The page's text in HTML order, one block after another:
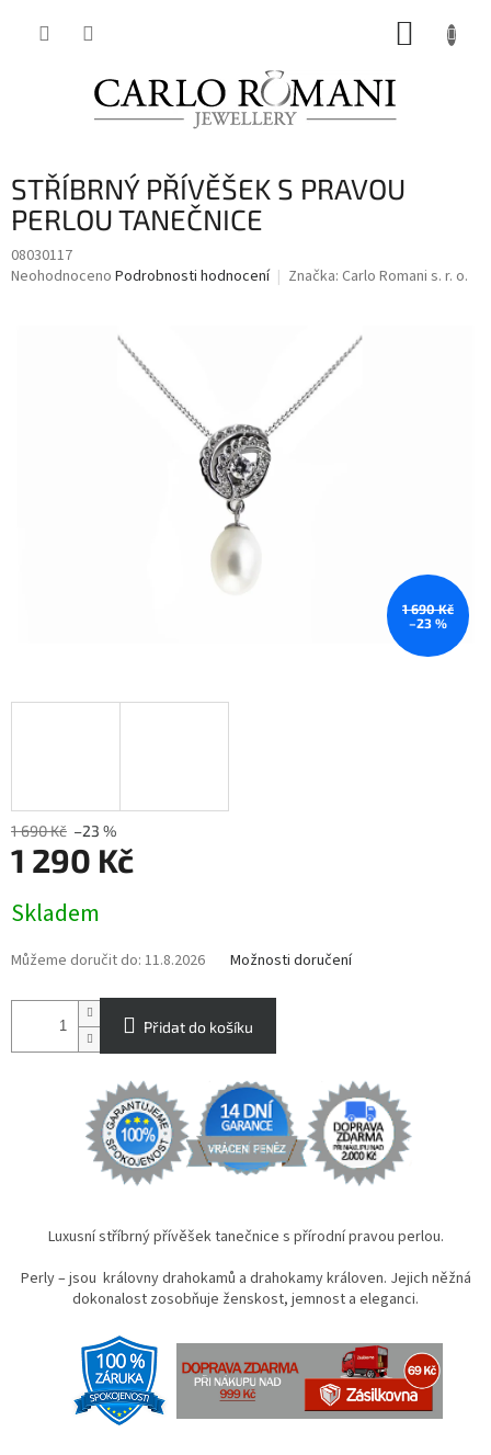
STŘÍBRNÝ PŘÍVĚŠEK S PRAVOU
PERLOU TANEČNICE
08030117
Průměrné
Neohodnoceno Podrobnosti hodnocení Značka: Carlo Romani s. r. o.
1 690 Kč
–23 %
1 690 Kč –23 %
1 290 Kč
cena:
Skladem
Můžeme doručit do: 11.8.2026 Možnosti doručení
Přidat do košíku
Luxusní stříbrný přívěšek tanečnice s přírodní pravou perlou.
Perly – jsou královny drahokamů a drahokamy královen. Jejich něžná
dokonalost zosobňuje ženskost, jemnost a eleganci.